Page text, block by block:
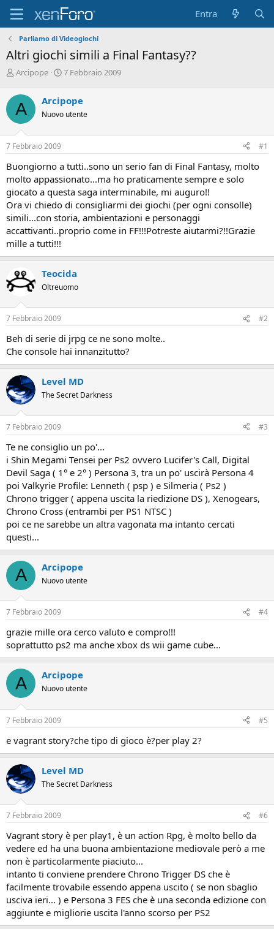
Entra
Parliamo di Videogiochi
Altri giochi simili a Final Fantasy??
A
t
o
r
e
D
i
c
u
s
s
i
n
e
Arcipope
D
a
d
i
z
i
o
7 Febbraio 2009
A Arcipope
Nuovo utente
7 Febbraio 2009 #1
Buongiorno a tutti..sono un serio fan di Final Fantasy, molto
molto appassionato...ma ho praticamente sempre e solo
giocato a questa saga interminabile, mi auguro!!
Ora vi chiedo di consigliarmi dei giochi (per ogni consolle)
simili...con storia, ambientazioni e personaggi
accattivanti..proprio come in FF!!!Potreste aiutarmi?!!Grazie
mille a tutti!!!
Teocida
Oltreuomo
7 Febbraio 2009 #2
Beh di serie di jrpg ce ne sono molte..
Che console hai innanzitutto?
Level MD
The Secret Darkness
7 Febbraio 2009 #3
Te ne consiglio un po'...
i Shin Megami Tensei per Ps2 ovvero Lucifer's Call, Digital
Devil Saga ( 1° e 2° ) Persona 3, tra un po' uscirà Persona 4
poi Valkyrie Profile: Lenneth ( psp ) e Silmeria ( Ps2 )
Chrono trigger ( appena uscita la riedizione DS ), Xenogears,
Chrono Cross (entrambi per PS1 NTSC )
poi ce ne sarebbe un altra vagonata ma intanto cercati
questi...
A Arcipope
Nuovo utente
7 Febbraio 2009 #4
grazie mille ora cerco valuto e compro!!!
soprattutto ps2 ma anche xbox ds wii game cube...
A Arcipope
Nuovo utente
7 Febbraio 2009 #5
e vagrant story?che tipo di gioco è?per play 2?
Level MD
The Secret Darkness
7 Febbraio 2009 #6
Vagrant story è per play1, è un action Rpg, è molto bello da
vedere ed ha una buona ambientazione mediovale però a me
non è particolarmente piaciuto...
intanto ti conviene prendere Chrono Trigger DS che è
facilmente trovabile essendo appena uscito ( se non sbaglio
usciva ieri... ) e Persona 3 FES che è una seconda edizione con
aggiunte e migliorie uscita l'anno scorso per PS2